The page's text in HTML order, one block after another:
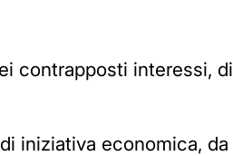
contrapposti interessi, di
iniziativa economica, da